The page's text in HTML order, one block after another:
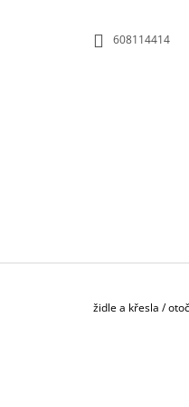
608114414
Domů
židle a křesla /